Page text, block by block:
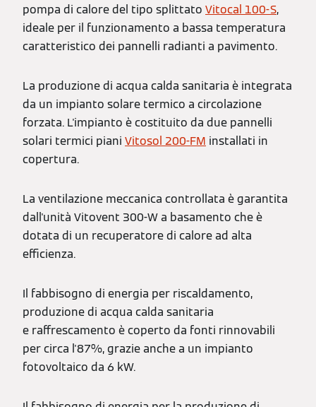
pompa di calore del tipo splittato Vitocal 100-S,
ideale per il funzionamento a bassa temperatura
caratteristico dei pannelli radianti a pavimento.
La produzione di acqua calda sanitaria è integrata
da un impianto solare termico a circolazione
forzata. L'impianto è costituito da due pannelli
solari termici piani Vitosol 200-FM installati in
copertura.
La ventilazione meccanica controllata è garantita
dall'unità Vitovent 300-W a basamento che è
dotata di un recuperatore di calore ad alta
efficienza.
Il fabbisogno di energia per riscaldamento,
produzione di acqua calda sanitaria
e raffrescamento è coperto da fonti rinnovabili
per circa l'87%, grazie anche a un impianto
fotovoltaico da 6 kW.